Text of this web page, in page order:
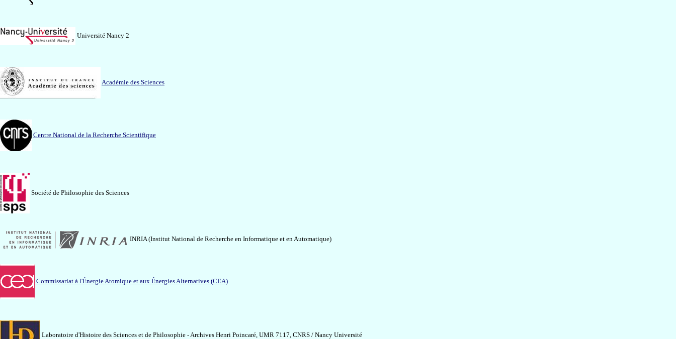
Université Nancy 2
Académie des Sciences
Centre National de la Recherche Scientifique
Société de Philosophie des Sciences
INRIA (Institut National de Recherche en Informatique et en Automatique)
Commissariat à l'Énergie Atomique et aux Énergies Alternatives (CEA)
Laboratoire d'Histoire des Sciences et de Philosophie - Archives Henri Poincaré, UMR 7117, CNRS / Nancy Université